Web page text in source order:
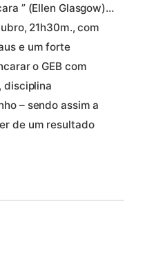
” (Ellen Glasgow)…
21h30m., com
e um forte
o GEB com
disciplina
– sendo assim a
de um resultado